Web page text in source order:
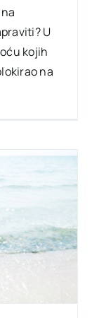
U
kojih
na